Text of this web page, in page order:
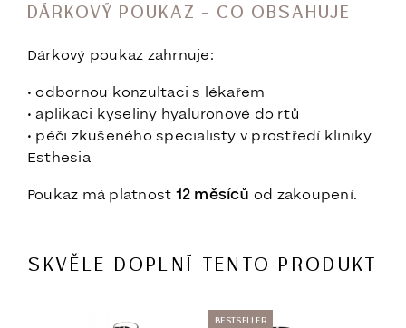
DÁRKOVÝ POUKAZ – CO OBSAHUJE
Dárkový poukaz zahrnuje:
• odbornou konzultaci s lékařem
• aplikaci kyseliny hyaluronové do rtů
• péči zkušeného specialisty v prostředí kliniky
Esthesia
Poukaz má platnost 12 měsíců od zakoupení.
SKVĚLE DOPLNÍ TENTO PRODUKT
BESTSELLER